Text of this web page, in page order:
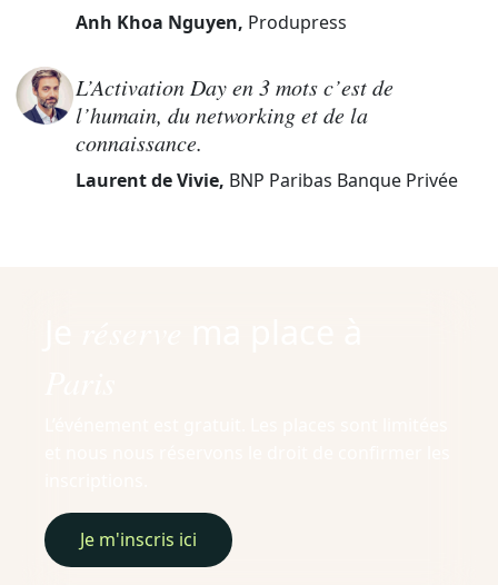
Anh Khoa Nguyen, Produpress
L’Activation Day en 3 mots c’est de
l’humain, du networking et de la
connaissance.
Laurent de Vivie, BNP Paribas Banque Privée
Je m'inscris ici